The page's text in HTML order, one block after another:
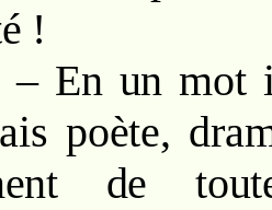
!
– En un mot
poète,
de